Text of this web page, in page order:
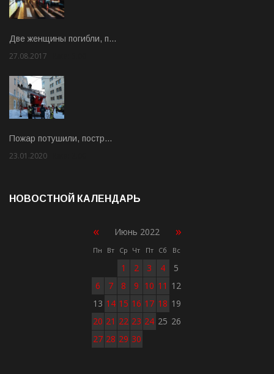
Две женщины погибли, п…
27.08.2017
Пожар потушили, постр…
23.01.2020
НОВОСТНОЙ КАЛЕНДАРЬ
« Июнь 2022 »
Пн Вт Ср Чт Пт Сб Вс
1 2 3 4
5
6
7 8 9 10 11 12
13 14 15 16 17 18 19
20 21 22 23 24 25 26
27 28 29 30